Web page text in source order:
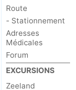
Route
- Stationnement
Adresses
Médicales
Forum
EXCURSIONS
Zeeland